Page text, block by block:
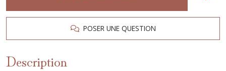
POSER UNE QUESTION
Description